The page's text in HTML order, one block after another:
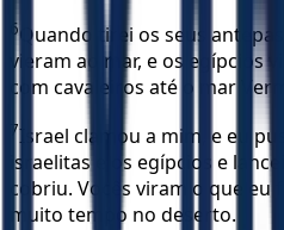
6Quando tirei os seus
vieram ao mar, e os egípcios
com cavaleiros até o mar
7Israel clamou a mim, e eu
israelitas e os egípcios e
cobriu. Vocês viram o que eu
muito tempo no deserto.